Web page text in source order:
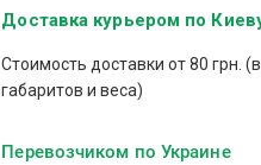
Доставка курьером по
Стоимость доставки от 80 грн.
габаритов и веса)
Перевозчиком по Украине